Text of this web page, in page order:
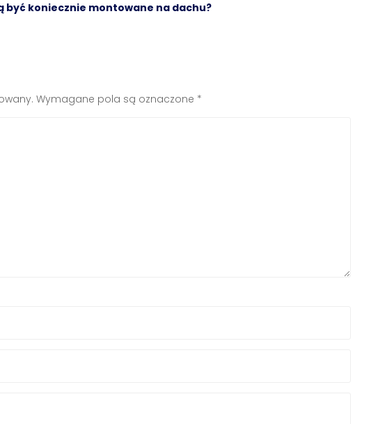
koniecznie montowane na dachu?
Wymagane pola są oznaczone *